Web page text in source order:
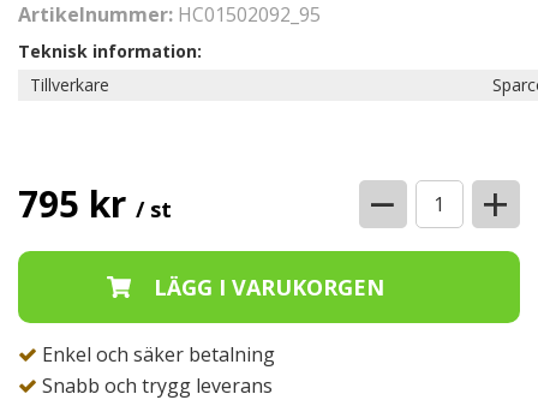
Artikelnummer: HC01502092_95
Teknisk information:
Tillverkare
795 kr / st − +
Enkel och säker betalning
Snabb och trygg leverans